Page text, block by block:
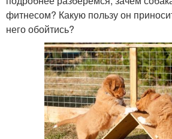
фитнесом? Какую пользу он
него обойтись?